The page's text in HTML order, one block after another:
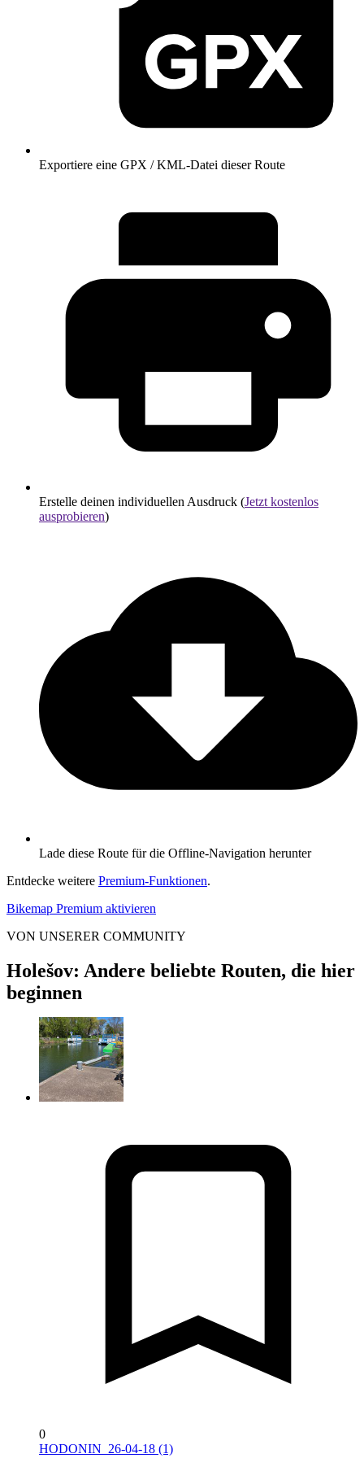
Exportiere eine GPX / KML-Datei dieser Route
Erstelle deinen individuellen Ausdruck (Jetzt kostenlos
ausprobieren)
Lade diese Route für die Offline-Navigation herunter
Entdecke weitere Premium-Funktionen.
Bikemap Premium aktivieren
VON UNSERER COMMUNITY
Holešov: Andere beliebte Routen, die hier
beginnen
0
HODONIN_26-04-18 (1)